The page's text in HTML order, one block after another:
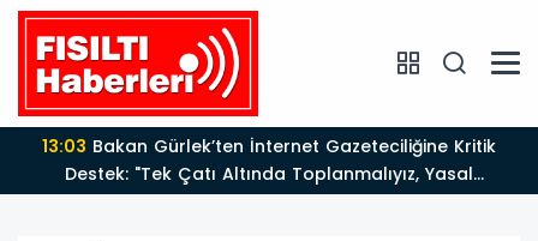
13:03
Destek: "Tek Çatı Altında Toplanmalıyız, Yasal
Düzenlemeye Hazırız"